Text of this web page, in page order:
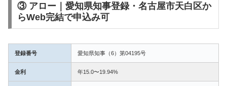
③ アロー｜愛知県知事登録・名古屋市天白区か
らWeb完結で申込み可
登録番号 愛知県知事（6）第04195号
金利 年15.0〜19.94%